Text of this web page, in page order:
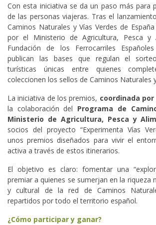
Con esta iniciativa se da un paso más para
de las personas viajeras. Tras el
Caminos Naturales y Vías Verdes de
por el Ministerio de Agricultura, Pesca y
Fundación de los Ferrocarriles
publican las bases que regulan el
turísticas únicas entre quienes
coleccionen los sellos de Caminos Naturales
La iniciativa de los premios, coordinada por
la colaboración del Programa de
Ministerio de Agricultura, Pesca y
socios del proyecto “Experimenta Vías
unos premios diseñados para vivir el
activa a través de estos itinerarios.
El objetivo es claro: fomentar una
premiar a quienes se sumerjan en la riqueza
y cultural de la red de Caminos
repartidos por todo el territorio español.
¿Cómo participar y ganar?